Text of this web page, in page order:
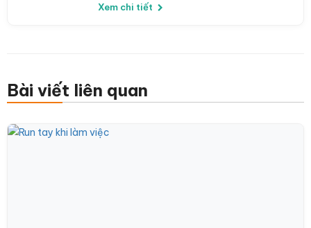
Xem chi tiết
Bài viết liên quan